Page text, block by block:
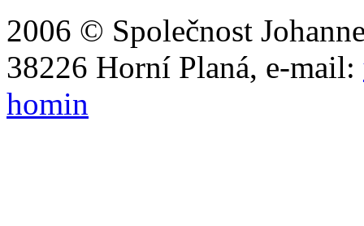
2006 © Společnost
38226 Horní Planá, e-mail:
homin